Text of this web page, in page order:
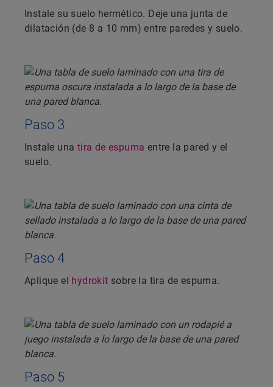
Instale su suelo hermético. Deje una junta de
dilatación (de 8 a 10 mm) entre paredes y suelo.
Paso 3
Instale una tira de espuma entre la pared y el
suelo.
Paso 4
Aplique el hydrokit sobre la tira de espuma.
Paso 5